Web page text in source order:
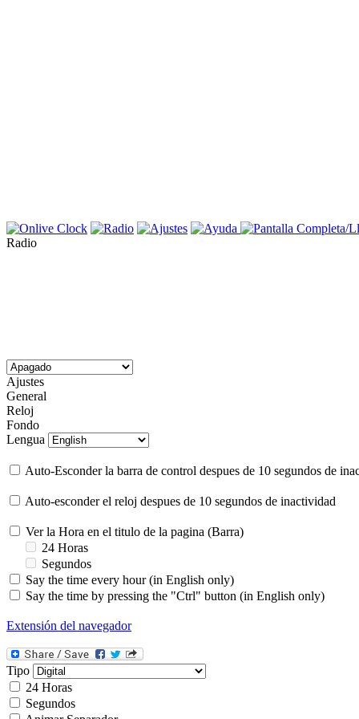
Radio
Ajustes
General
Reloj
Fondo
Lengua
Auto-Esconder la barra de control despues de 10 segundos de
Auto-esconder el reloj despues de 10 segundos de inactividad
Ver la Hora en el titulo de la pagina (Barra)
24 Horas
Segundos
Say the time every hour (in English only)
Say the time by pressing the "Ctrl" button (in English only)
Extensión del navegador
Tipo
24 Horas
Segundos